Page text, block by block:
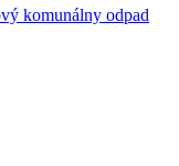
komunálny odpad